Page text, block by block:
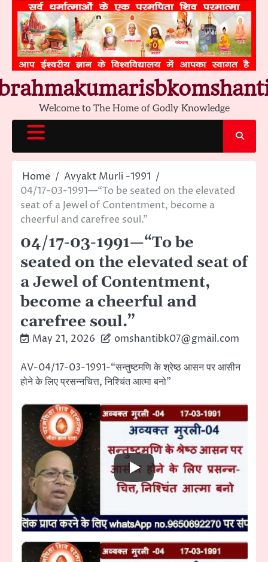
content
Welcome to The Home of Godly Knowledge
Home
Avyakt Murli -1991
04/17-03-1991—“To be seated on the elevated
seat of a Jewel of Contentment, become a
cheerful and carefree soul.”
04/17-03-1991—“To be
seated on the elevated seat of
a Jewel of Contentment,
become a cheerful and
carefree soul.”
May 21, 2026 omshantibk07@gmail.com
AV-04/17-03-1991-“सन्तुष्टमणि के श्रेष्ठ आसन पर आसीन
होने के लिए प्रसन्नचित्त, निश्चिंत आत्मा बनो”